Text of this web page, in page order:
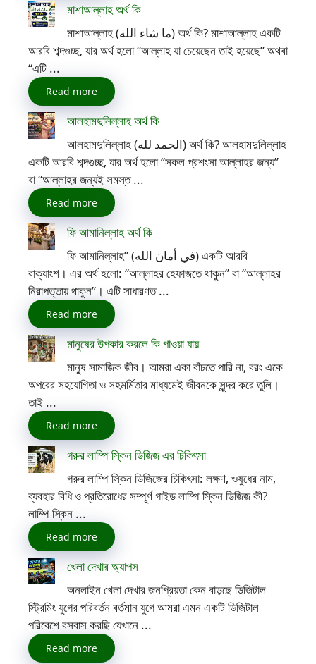
মাশাআল্লাহ অর্থ কি
মাশাআল্লাহ (ما شاء الله) অর্থ কি? মাশাআল্লাহ একটি
আরবি শব্দগুচ্ছ, যার অর্থ হলো “আল্লাহ যা চেয়েছেন তাই হয়েছে” অথবা
“এটি ...
Read more
আলহামদুলিল্লাহ অর্থ কি
আলহামদুলিল্লাহ (الحمد لله) অর্থ কি? আলহামদুলিল্লাহ
একটি আরবি শব্দগুচ্ছ, যার অর্থ হলো “সকল প্রশংসা আল্লাহর জন্য”
বা “আল্লাহর জন্যই সমস্ত ...
Read more
ফি আমানিল্লাহ অর্থ কি
ফি আমানিল্লাহ” (في أمان الله) একটি আরবি
বাক্যাংশ। এর অর্থ হলো: “আল্লাহর হেফাজতে থাকুন” বা “আল্লাহর
নিরাপত্তায় থাকুন”। এটি সাধারণত ...
Read more
মানুষের উপকার করলে কি পাওয়া যায়
মানুষ সামাজিক জীব। আমরা একা বাঁচতে পারি না, বরং একে
অপরের সহযোগিতা ও সহমর্মিতার মাধ্যমেই জীবনকে সুন্দর করে তুলি।
তাই ...
Read more
গরুর লাম্পি স্কিন ডিজিজ এর চিকিৎসা
গরুর লাম্পি স্কিন ডিজিজের চিকিৎসা: লক্ষণ, ওষুধের নাম,
ব্যবহার বিধি ও প্রতিরোধের সম্পূর্ণ গাইড লাম্পি স্কিন ডিজিজ কী?
লাম্পি স্কিন ...
Read more
খেলা দেখার অ্যাপস
অনলাইন খেলা দেখার জনপ্রিয়তা কেন বাড়ছে ডিজিটাল
স্ট্রিমিং যুগের পরিবর্তন বর্তমান যুগে আমরা এমন একটি ডিজিটাল
পরিবেশে বসবাস করছি যেখানে ...
Read more